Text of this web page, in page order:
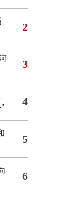
2
3
4
5
6